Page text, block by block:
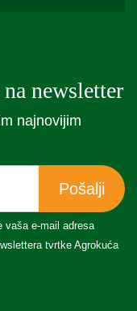
newsletter
najnovijim
Pošalji
vaša e-mail adresa
tvrtke Agrokuća